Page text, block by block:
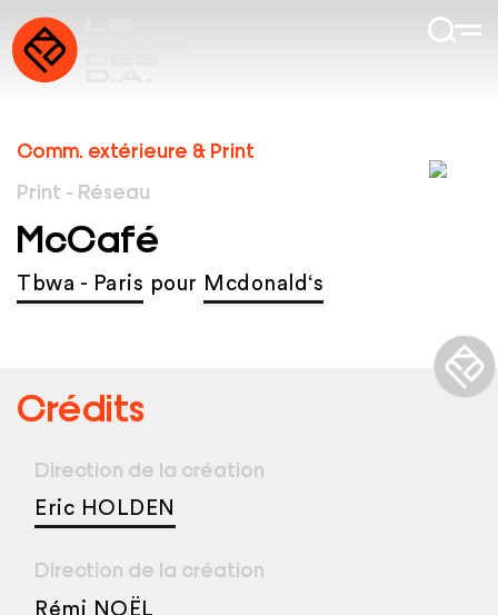
Comm. extérieure & Print
Print - Réseau
McCafé
Tbwa - Paris pour Mcdonald‘s
Crédits
Direction de la création
Eric HOLDEN
Direction de la création
Rémi NOËL